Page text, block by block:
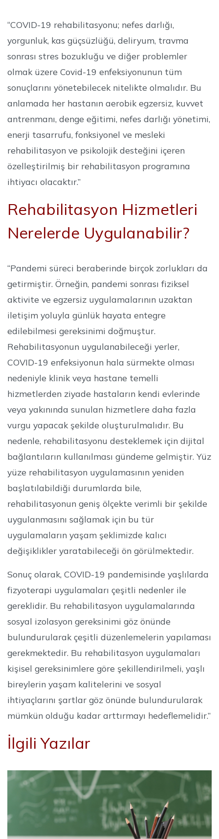
“COVID-19 rehabilitasyonu; nefes darlığı,
yorgunluk, kas güçsüzlüğü, deliryum, travma
sonrası stres bozukluğu ve diğer problemler
olmak üzere Covid-19 enfeksiyonunun tüm
sonuçlarını yönetebilecek nitelikte olmalıdır. Bu
anlamada her hastanın aerobik egzersiz, kuvvet
antrenmanı, denge eğitimi, nefes darlığı yönetimi,
enerji tasarrufu, fonksiyonel ve mesleki
rehabilitasyon ve psikolojik desteğini içeren
özelleştirilmiş bir rehabilitasyon programına
ihtiyacı olacaktır.”
Rehabilitasyon Hizmetleri
Nerelerde Uygulanabilir?
“Pandemi süreci beraberinde birçok zorlukları da
getirmiştir. Örneğin, pandemi sonrası fiziksel
aktivite ve egzersiz uygulamalarının uzaktan
iletişim yoluyla günlük hayata entegre
edilebilmesi gereksinimi doğmuştur.
Rehabilitasyonun uygulanabileceği yerler,
COVID-19 enfeksiyonun hala sürmekte olması
nedeniyle klinik veya hastane temelli
hizmetlerden ziyade hastaların kendi evlerinde
veya yakınında sunulan hizmetlere daha fazla
vurgu yapacak şekilde oluşturulmalıdır. Bu
nedenle, rehabilitasyonu desteklemek için dijital
bağlantıların kullanılması gündeme gelmiştir. Yüz
yüze rehabilitasyon uygulamasının yeniden
başlatılabildiği durumlarda bile,
rehabilitasyonun geniş ölçekte verimli bir şekilde
uygulanmasını sağlamak için bu tür
uygulamaların yaşam şeklimizde kalıcı
değişiklikler yaratabileceği ön görülmektedir.
Sonuç olarak, COVID-19 pandemisinde yaşlılarda
fizyoterapi uygulamaları çeşitli nedenler ile
gereklidir. Bu rehabilitasyon uygulamalarında
sosyal izolasyon gereksinimi göz önünde
bulundurularak çeşitli düzenlemelerin yapılaması
gerekmektedir. Bu rehabilitasyon uygulamaları
kişisel gereksinimlere göre şekillendirilmeli, yaşlı
bireylerin yaşam kalitelerini ve sosyal
ihtiyaçlarını şartlar göz önünde bulundurularak
mümkün olduğu kadar arttırmayı hedeflemelidir.”
İlgili Yazılar